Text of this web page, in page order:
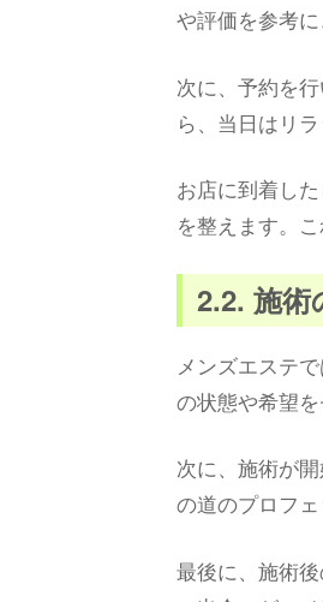
や評価を参考
次に、予約を
ら、当日はリ
お店に到着し
を整えます。
2.2. 施
メンズエステ
の状態や希望を
次に、施術が
の道のプロフ
最後に、施術